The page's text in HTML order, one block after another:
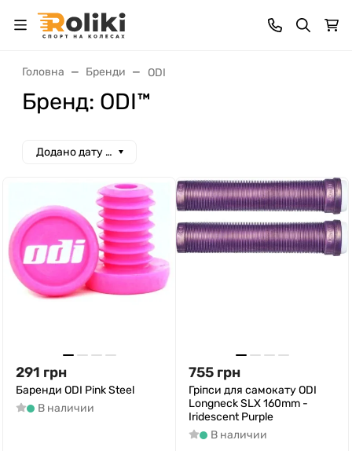
Головна Бренди ODI
Бренд: ODI™
Додано дату спад
291 грн
Баренди ODI Pink Steel
В наличии
755 грн
Гріпси для самокату ODI
Longneck SLX 160mm -
Iridescent Purple
В наличии